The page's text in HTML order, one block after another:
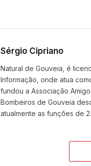
Sérgio Cipriano
Natural de Gouveia, é
Informação, onde atua
fundou a Associação
Bombeiros de Gouveia
atualmente as funções de